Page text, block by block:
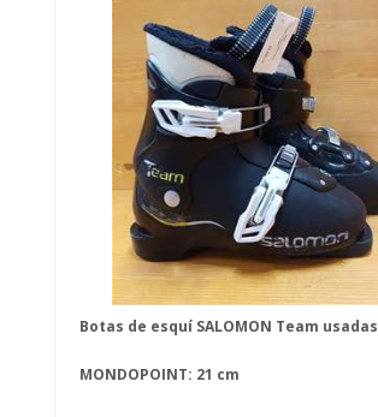
Botas de esquí SALOMON Team usadas
MONDOPOINT: 21 cm